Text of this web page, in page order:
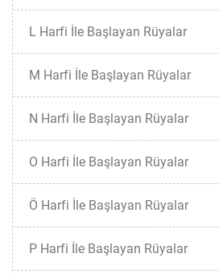
L Harfi İle Başlayan Rüyalar
M Harfi İle Başlayan Rüyalar
N Harfi İle Başlayan Rüyalar
O Harfi İle Başlayan Rüyalar
Ö Harfi İle Başlayan Rüyalar
P Harfi İle Başlayan Rüyalar